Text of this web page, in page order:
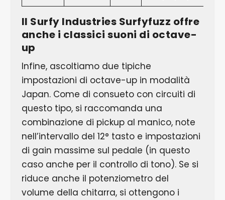
Il Surfy Industries Surfyfuzz offre
anche i classici suoni di octave-
up
Infine, ascoltiamo due tipiche
impostazioni di octave-up in modalità
Japan. Come di consueto con circuiti di
questo tipo, si raccomanda una
combinazione di pickup al manico, note
nell’intervallo del 12° tasto e impostazioni
di gain massime sul pedale (in questo
caso anche per il controllo di tono). Se si
riduce anche il potenziometro del
volume della chitarra, si ottengono i